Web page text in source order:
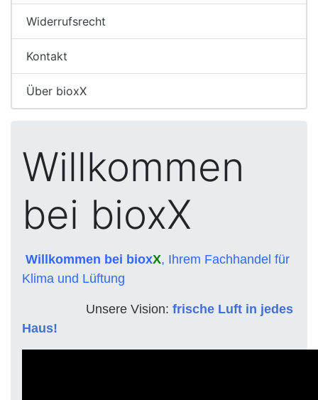
Widerrufsrecht
Kontakt
Über bioxX
Willkommen
bei bioxX
Willkommen bei bioxX, Ihrem Fachhandel für
Klima und Lüftung
Unsere Vision: frische Luft in jedes
Haus!